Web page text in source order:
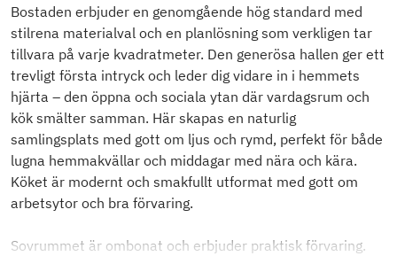
Bostaden erbjuder en genomgående hög standard med
stilrena materialval och en planlösning som verkligen tar
tillvara på varje kvadratmeter. Den generösa hallen ger ett
trevligt första intryck och leder dig vidare in i hemmets
hjärta – den öppna och sociala ytan där vardagsrum och
kök smälter samman. Här skapas en naturlig
samlingsplats med gott om ljus och rymd, perfekt för både
lugna hemmakvällar och middagar med nära och kära.
Köket är modernt och smakfullt utformat med gott om
arbetsytor och bra förvaring.
Sovrummet är ombonat och erbjuder praktisk förvaring.